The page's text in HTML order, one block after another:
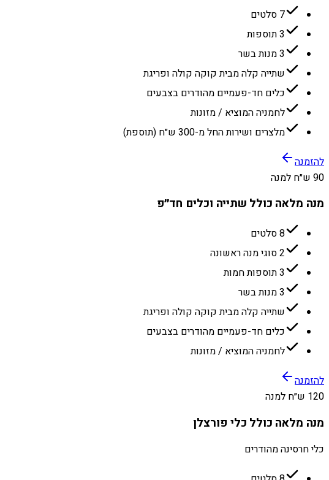
7 סלטים
3 תוספות
3 מנות בשר
שתייה קלה מבית קוקה קולה ופריגת
כלים חד-פעמיים מהודרים בצבעים
לחמניה המוציא / מזונות
מלצרים ושירות החל מ-300 ש״ח (תוספת)
להזמנה
90 ש״ח למנה
מנה מלאה כולל שתייה וכלים חד״פ
8 סלטים
2 סוגי מנה ראשונה
3 תוספות חמות
3 מנות בשר
שתייה קלה מבית קוקה קולה ופריגת
כלים חד-פעמיים מהודרים בצבעים
לחמניה המוציא / מזונות
להזמנה
120 ש״ח למנה
מנה מלאה כולל כלי פורצלן
כלי חרסינה מהודרים